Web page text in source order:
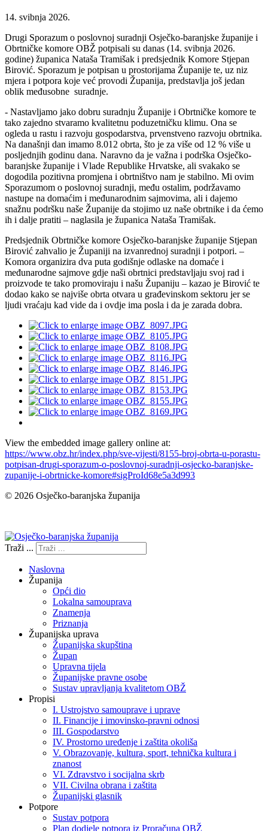
14. svibnja 2026.
Drugi Sporazum o poslovnoj suradnji Osječko-baranjske županije i
Obrtničke komore OBŽ potpisali su danas (14. svibnja 2026.
godine) županica Nataša Tramišak i predsjednik Komore Stjepan
Birović. Sporazum je potpisan u prostorijama Županije te, uz niz
mjera i potpora koje već provodi Županija, predstavlja još jedan
oblik međusobne suradnje.
- Nastavljamo jako dobru suradnju Županije i Obrtničke komore te
tako zajedno stvaramo kvalitetnu poduzetničku klimu. Ona se
ogleda u rastu i razvoju gospodarstva, prvenstveno razvoju obrtnika.
Na današnji dan imamo 8.012 obrta, što je za više od 12 % više u
posljednjih godinu dana. Naravno da je važna i podrška Osječko-
baranjske županije i Vlade Republike Hrvatske, ali svakako se
dogodila pozitivna promjena i obrtništvo nam je stabilno. Mi ovim
Sporazumom o poslovnoj suradnji, među ostalim, podržavamo
nastupe na domaćim i međunarodnim sajmovima, ali i dajemo
snažnu podršku naše Županije da stojimo uz naše obrtnike i da ćemo
ih i dalje pratiti – naglasila je županica Nataša Tramišak.
Predsjednik Obrtničke komore Osječko-baranjske županije Stjepan
Birović zahvalio je Županiji na izvanrednoj suradnji i potpori. –
Komora organizira dva puta godišnje odlaske na domaće i
međunarodne sajmove gdje naši obrtnici predstavljaju svoj rad i
proizvode te tako promoviraju i našu Županiju – kazao je Birović te
dodao kako se najviše obrta otvara u građevinskom sektoru jer se
ljudi vraćaju kad vide da i ovdje ima posla i da je zarada dobra.
View the embedded image gallery online at:
https://www.obz.hr/index.php/sve-vijesti/8155-broj-obrta-u-porastu-
potpisan-drugi-sporazum-o-poslovnoj-suradnji-osjecko-baranjske-
zupanije-i-obrtnicke-komore#sigProId68e5a3d993
© 2026 Osječko-baranjska županija
Traži ...
Naslovna
Županija
Opći dio
Lokalna samouprava
Znamenja
Priznanja
Županijska uprava
Županijska skupština
Župan
Upravna tijela
Županijske pravne osobe
Sustav upravljanja kvalitetom OBŽ
Propisi
I. Ustrojstvo samouprave i uprave
II. Financije i imovinsko-pravni odnosi
III. Gospodarstvo
IV. Prostorno uređenje i zaštita okoliša
V. Obrazovanje, kultura, sport, tehnička kultura i
znanost
VI. Zdravstvo i socijalna skrb
VII. Civilna obrana i zaštita
Županijski glasnik
Potpore
Sustav potpora
Plan dodjele potpora iz Proračuna OBŽ